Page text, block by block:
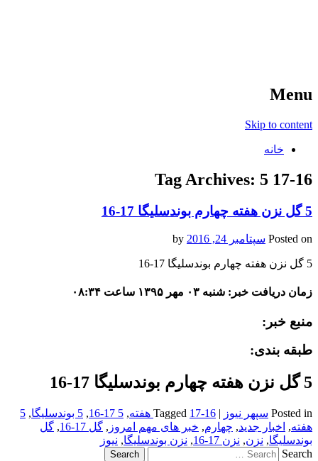
Menu
Skip to content
خانه
Tag Archives: 5 17-16
5 گل نزن هفته چهارم بوندسلیگا 17-16
Posted on سپتامبر 24, 2016
5 گل نزن هفته چهارم بوندسلیگا 17-16
زمان دریافت خبر: شنبه ۰۳ مهر ۱۳۹۵ ساعت ۰۸:۳۴
منبع خبر:
طبقه بندی:
5 گل نزن هفته چهارم بوندسلیگا 17-16
Posted in سپهر نیوز |
Tagged 17-16 هفته ,
5 17-16
, 5 بوندسلیگا ,
5
هفته, اخبار جدید, چهارم, خبر های مهم امروز , گل 17-16 , گل
بوندسلیگا, نزن, نزن 17-16 , نزن بوندسلیگا, نیوز
Search